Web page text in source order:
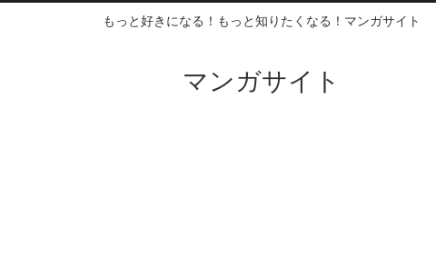
もっと好きになる！もっと知りたくなる！マンガサイト
マンガサイト